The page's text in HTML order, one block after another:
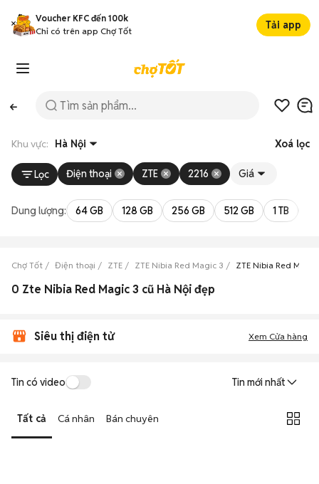
Voucher KFC đến 100k
Chỉ có trên app Chợ Tốt
Tải app
Khu vực: Hà Nội Xoá lọc
Lọc Điện thoại ZTE 2216 Giá
Dung lượng: 64 GB 128 GB 256 GB 512 GB 1 TB
Chợ Tốt Điện thoại ZTE ZTE Nibia Red Magic 3 ZTE Nibia Red
0 Zte Nibia Red Magic 3 cũ Hà Nội đẹp
Siêu thị điện tử Xem Cửa hàng
Tin có video Tin mới nhất
Tất cả Cá nhân Bán chuyên